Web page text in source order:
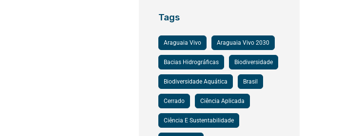
Tags
Araguaia Vivo Araguaia Vivo 2030
Bacias Hidrográficas Biodiversidade
Biodiversidade Aquática Brasil
Cerrado Ciência Aplicada
Ciência E Sustentabilidade